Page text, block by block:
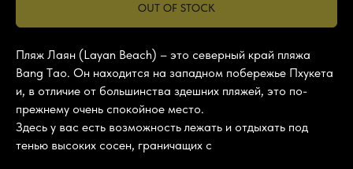
OUT OF STOCK
Пляж Лаян (Layan Beach) – это северный край пляжа
Bang Тao. Он находится на западном побережье Пхукета
и, в отличие от большинства здешних пляжей, это по-
прежнему очень спокойное место.
Здесь у вас есть возможность лежать и отдыхать под
тенью высоких сосен, граничащих с